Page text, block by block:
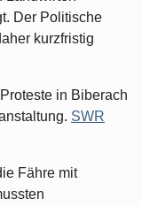
Der Politische
kurzfristig
in Biberach
SWR
Fähre mit